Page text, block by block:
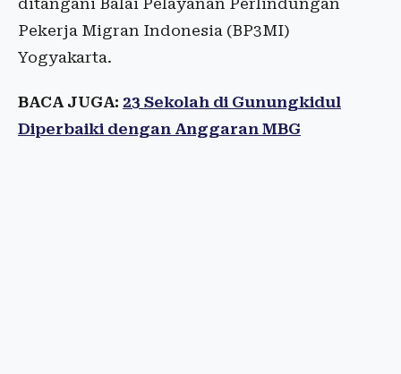
ditangani Balai Pelayanan Perlindungan
Pekerja Migran Indonesia (BP3MI)
Yogyakarta.
BACA JUGA: 23 Sekolah di Gunungkidul
Diperbaiki dengan Anggaran MBG